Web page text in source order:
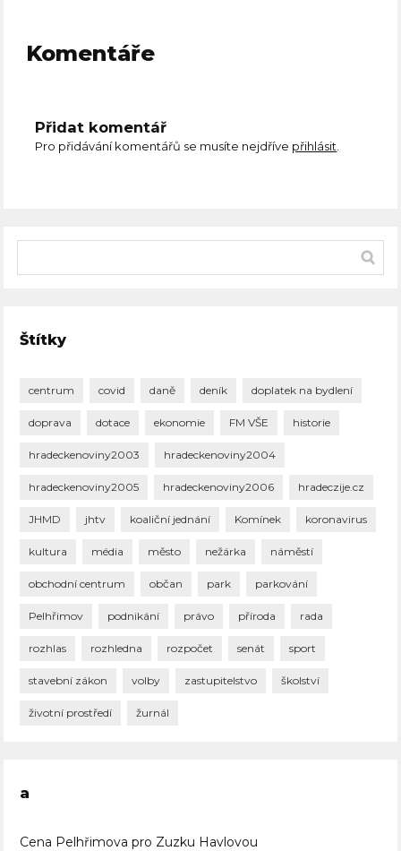
Komentáře
Přidat komentář
Pro přidávání komentářů se musíte nejdříve přihlásit
Štítky
centrum covid daně deník doplatek na bydlení
doprava dotace ekonomie FM VŠE historie
hradeckenoviny2003 hradeckenoviny2004
hradeckenoviny2005 hradeckenoviny2006 hradeczije.cz
JHMD jhtv koaliční jednání Komínek koronavirus
kultura média město nežárka náměstí
obchodní centrum občan park parkování
Pelhřimov podnikání právo příroda rada
rozhlas rozhledna rozpočet senát sport
stavební zákon volby zastupitelstvo školství
životní prostředí žurnál
a
Cena Pelhřimova pro Zuzku Havlovou